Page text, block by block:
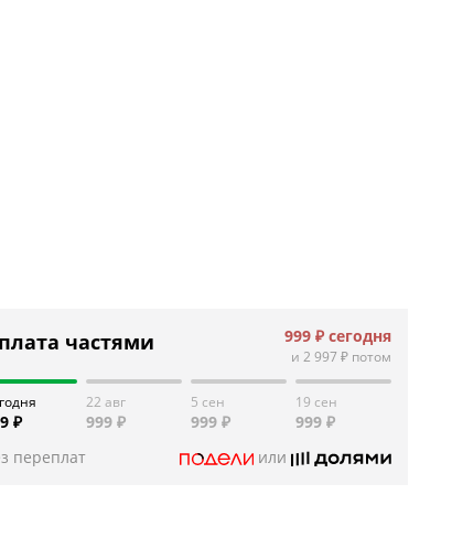
частями 999 ₽сегодня
и 2 997 ₽потом
₽
22 авг
999 ₽
5 сен
999 ₽
19 сен
999 ₽
переплат
или